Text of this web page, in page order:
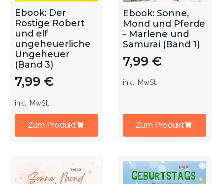
Ebook: Der
Rostige Robert
und elf
ungeheuerliche
Ungeheuer
(Band 3)
7,99 €
inkl. MwSt.
Zum Produkt
Ebook: Sonne,
Mond und Pferde
- Marlene und
Samurai (Band 1)
7,99 €
inkl. MwSt.
Zum Produkt